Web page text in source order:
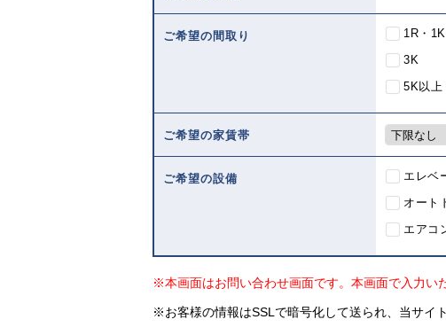
ご希望の間取り 1R・1K
3K
5K以上
ご希望の家賃帯 下限なし
ご希望の設備 エレベ
オート
エアコ
※本画面はお問い合わせ画面です。本画面で入力い
※お客様の情報はSSLで暗号化して送られ、当サイ